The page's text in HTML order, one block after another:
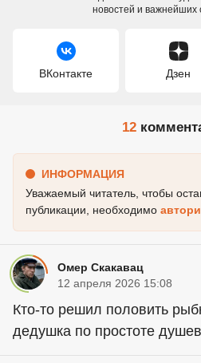
новостей и важнейших
ВКонтакте Дзен
12
ИНФОРМАЦИЯ
Уважаемый читатель, чтобы
публикации, необходимо
Омер Скакавац
12 апреля 2026 15:08
Кто-то решил половить
дедушка по простоте